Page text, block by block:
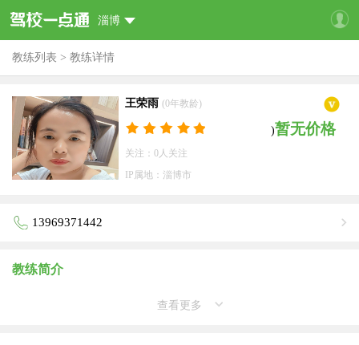
淄博
教练列表 > 教练详情
王荣雨 (0年教龄)
)暂无价格
关注：0人关注
IP属地：淄博市
13969371442
教练简介
查看更多